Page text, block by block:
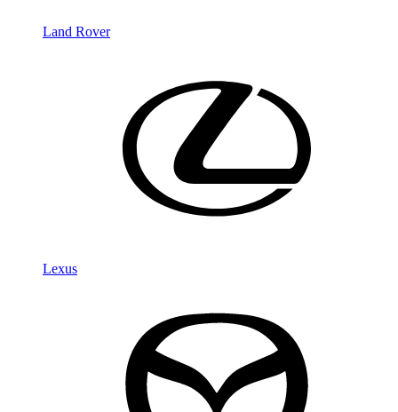
Land Rover
Lexus